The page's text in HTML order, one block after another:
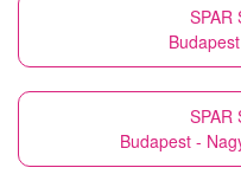
SPAR
SPAR
Budapest -